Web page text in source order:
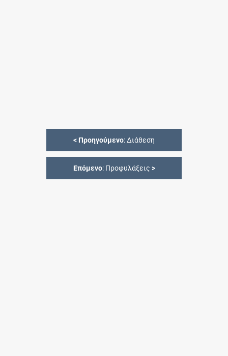
< Προηγούμενο: Διάθεση
Επόμενο: Προφυλάξεις >